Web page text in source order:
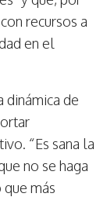
recursos a
en el
de
“Es sana la
no se haga
más